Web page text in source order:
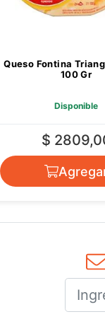
Queso Fontina
100 Gr
Disponible
$